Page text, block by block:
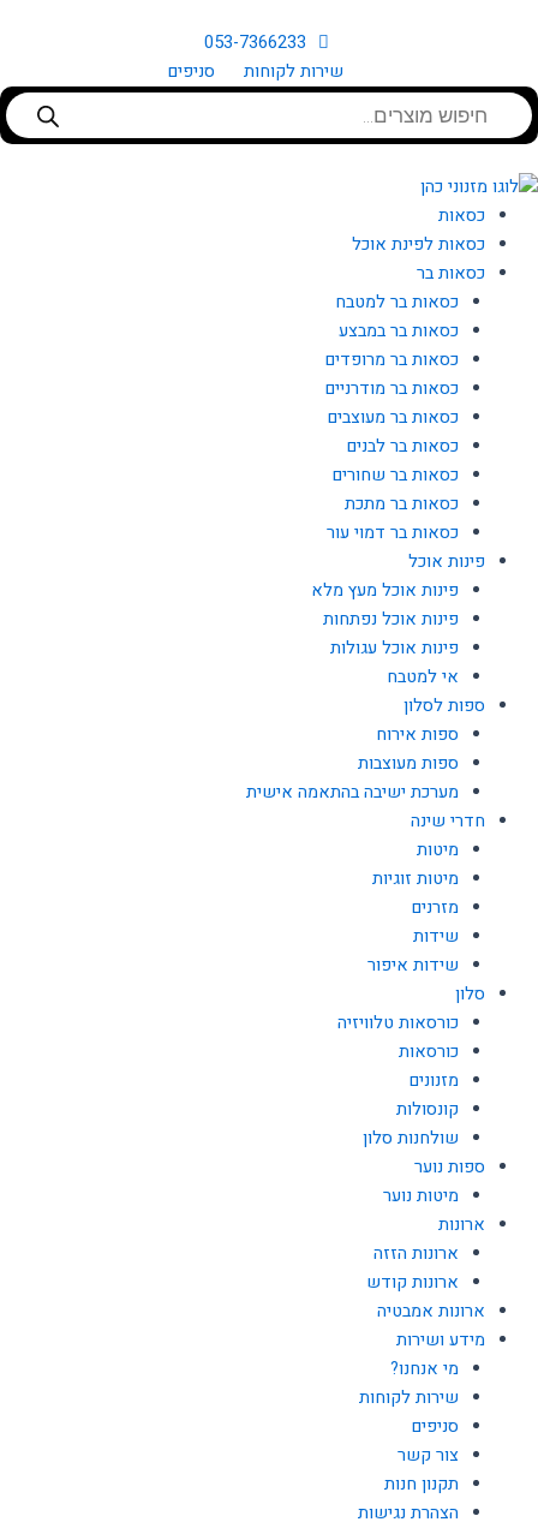
053-7366233
שירות לקוחות
סניפים
Products
search
כסאות
כסאות לפינת אוכל
כסאות בר
כסאות בר למטבח
כסאות בר במבצע
כסאות בר מרופדים
כסאות בר מודרניים
כסאות בר מעוצבים
כסאות בר לבנים
כסאות בר שחורים
כסאות בר מתכת
כסאות בר דמוי עור
פינות אוכל
פינות אוכל מעץ מלא
פינות אוכל נפתחות
פינות אוכל עגולות
אי למטבח
ספות לסלון
ספות אירוח
ספות מעוצבות
מערכת ישיבה בהתאמה אישית
חדרי שינה
מיטות
מיטות זוגיות
מזרנים
שידות
שידות איפור
סלון
כורסאות טלוויזיה
כורסאות
מזנונים
קונסולות
שולחנות סלון
ספות נוער
מיטות נוער
ארונות
ארונות הזזה
ארונות קודש
ארונות אמבטיה
מידע ושירות
מי אנחנו?
שירות לקוחות
סניפים
צור קשר
תקנון חנות
הצהרת נגישות